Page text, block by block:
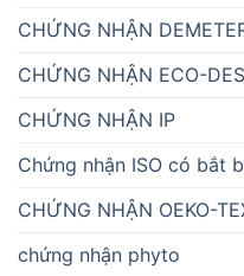
CHỨNG NHẬN
CHỨNG NHẬN ECO-
CHỨNG NHẬN IP
Chứng nhận ISO có bắt
CHỨNG NHẬN OEKO-
chứng nhận phyto